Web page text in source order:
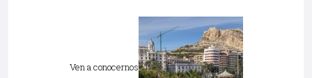
Ven a conocernos